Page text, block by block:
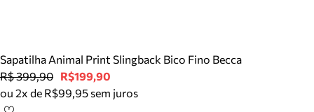
Sapatilha Animal Print Slingback Bico Fino Becca
R$ 399,90 R$199,90
ou 2x de R$99,95 sem juros